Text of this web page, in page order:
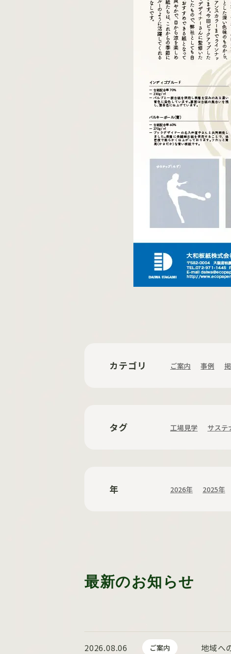
カテゴリ ご案内 事例
タグ 工場見学 サステ
年 2026年 2025年
最新のお知らせ
2026.08.06 ご案内 地域へ